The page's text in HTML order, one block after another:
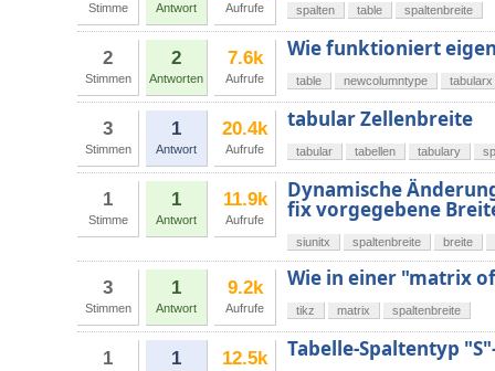
Stimme Antwort Aufrufe spalten table spaltenbreite
2
Stimmen
2
Antworten
7.6k
Aufrufe
Wie funktioniert
table newcolumntype tabularx
3
Stimmen
1
Antwort
20.4k
Aufrufe
tabular Zellenbreite
tabular tabellen tabulary
1
Stimme
1
Antwort
11.9k
Aufrufe
Dynamische
fix vorgegebene
siunitx spaltenbreite breite
3
Stimmen
1
Antwort
9.2k
Aufrufe
Wie in einer "matrix
tikz matrix spaltenbreite
1 1 12.5k Tabelle-Spaltentyp